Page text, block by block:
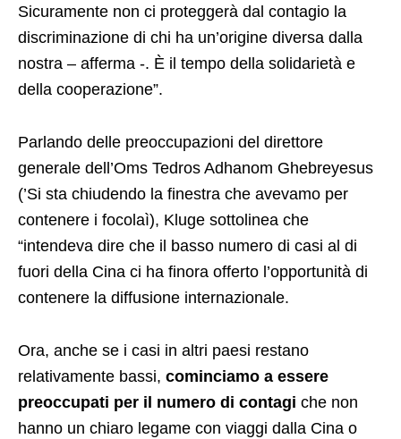
Sicuramente non ci proteggerà dal contagio la
discriminazione di chi ha un’origine diversa dalla
nostra – afferma -. È il tempo della solidarietà e
della cooperazione”.
Parlando delle preoccupazioni del direttore
generale dell’Oms Tedros Adhanom Ghebreyesus
(’Si sta chiudendo la finestra che avevamo per
contenere i focolaì), Kluge sottolinea che
“intendeva dire che il basso numero di casi al di
fuori della Cina ci ha finora offerto l’opportunità di
contenere la diffusione internazionale.
Ora, anche se i casi in altri paesi restano
relativamente bassi, cominciamo a essere
preoccupati per il numero di contagi che non
hanno un chiaro legame con viaggi dalla Cina o